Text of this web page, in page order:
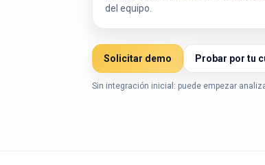
del equipo.
Solicitar demo Probar por tu
Sin integración inicial: puede empezar